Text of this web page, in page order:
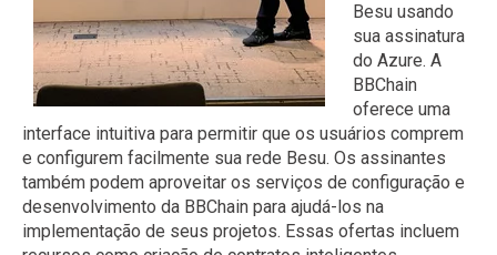
Besu usando
sua assinatura
do Azure. A
BBChain
oferece uma
interface intuitiva para permitir que os usuários comprem
e configurem facilmente sua rede Besu. Os assinantes
também podem aproveitar os serviços de configuração e
desenvolvimento da BBChain para ajudá-los na
implementação de seus projetos. Essas ofertas incluem